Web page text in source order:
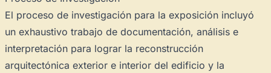
El proceso de investigación para la exposición incluyó
un exhaustivo trabajo de documentación, análisis e
interpretación para lograr la reconstrucción
arquitectónica exterior e interior del edificio y la